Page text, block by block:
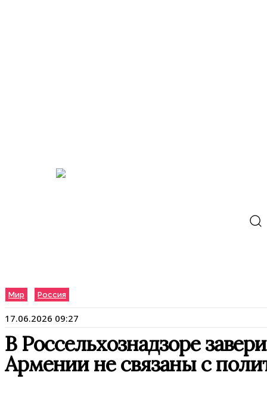
Мир Россия
17.06.2026 09:27
В Россельхознадзоре
Армении не связаны с